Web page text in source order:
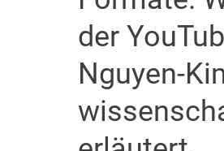
der
Nguyen-